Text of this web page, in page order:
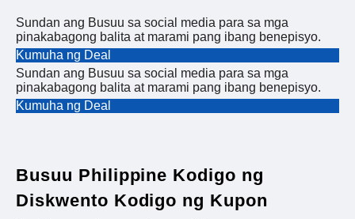
Sundan ang Busuu sa social media para sa mga
pinakabagong balita at marami pang ibang benepisyo.
Kumuha ng Deal
Sundan ang Busuu sa social media para sa mga
pinakabagong balita at marami pang ibang benepisyo.
Kumuha ng Deal
Busuu Philippine Kodigo ng
Diskwento Kodigo ng Kupon